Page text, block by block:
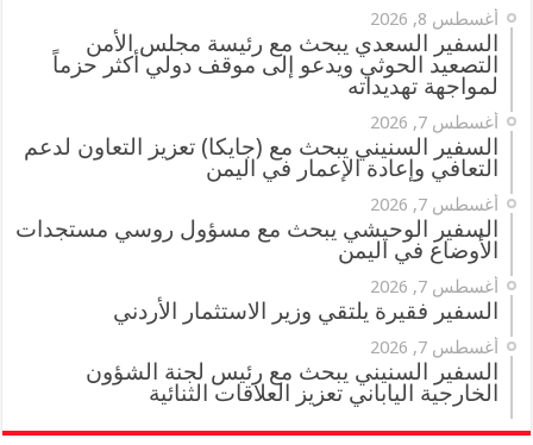
أغسطس 8, 2026
السفير السعدي يبحث مع رئيسة مجلس الأمن
التصعيد الحوثي ويدعو إلى موقف دولي أكثر حزماً
لمواجهة تهديداته
أغسطس 7, 2026
السفير السنيني يبحث مع (جايكا) تعزيز التعاون لدعم
التعافي وإعادة الإعمار في اليمن
أغسطس 7, 2026
السفير الوحيشي يبحث مع مسؤول روسي مستجدات
الأوضاع في اليمن
أغسطس 7, 2026
السفير فقيرة يلتقي وزير الاستثمار الأردني
أغسطس 7, 2026
السفير السنيني يبحث مع رئيس لجنة الشؤون
الخارجية الياباني تعزيز العلاقات الثنائية